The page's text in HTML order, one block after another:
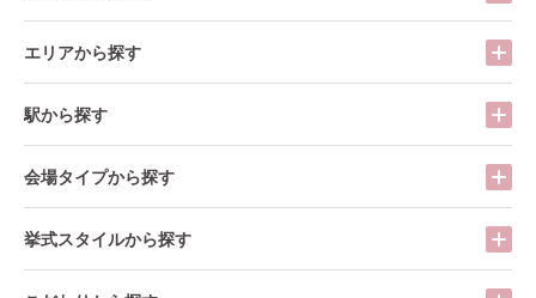
エリアから探す
駅から探す
会場タイプから探す
挙式スタイルから探す